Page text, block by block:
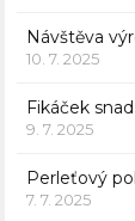
Návštěva
10. 7. 2025
Fikáček
9. 7. 2025
Perleťový
7. 7. 2025